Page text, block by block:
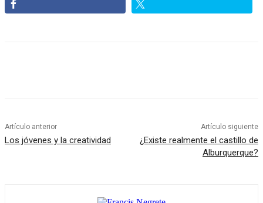
Artículo anterior
Los jóvenes y la creatividad
Artículo siguiente
¿Existe realmente el castillo de
Alburquerque?